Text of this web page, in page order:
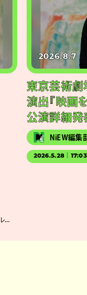
2026.8.7
東京芸術劇
演出『映画
公演詳細発
NiEW編集
2026.5.28｜17:03
も